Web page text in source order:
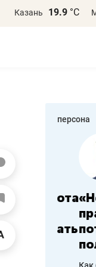
Казань 19.9 °С
персона
работа «Не